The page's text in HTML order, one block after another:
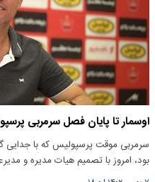
اوسمار تا پایان فصل سرمربی
سرمربی موقت پرسپولیس که با جدایی
بود، امروز با تصمیم هیات مدیره و